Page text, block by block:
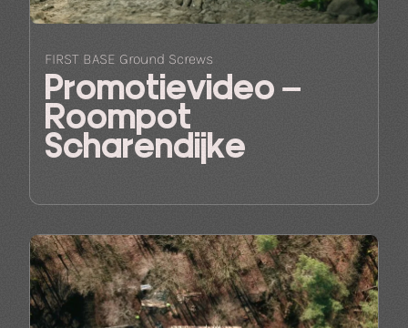
FIRST BASE Ground Screws
Promotievideo –
Roompot
Scharendijke